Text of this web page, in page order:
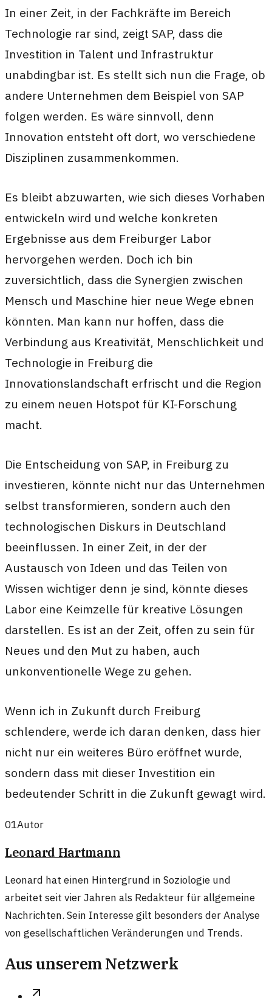
In einer Zeit, in der Fachkräfte im Bereich
Technologie rar sind, zeigt SAP, dass die
Investition in Talent und Infrastruktur
unabdingbar ist. Es stellt sich nun die Frage, ob
andere Unternehmen dem Beispiel von SAP
folgen werden. Es wäre sinnvoll, denn
Innovation entsteht oft dort, wo verschiedene
Disziplinen zusammenkommen.
Es bleibt abzuwarten, wie sich dieses Vorhaben
entwickeln wird und welche konkreten
Ergebnisse aus dem Freiburger Labor
hervorgehen werden. Doch ich bin
zuversichtlich, dass die Synergien zwischen
Mensch und Maschine hier neue Wege ebnen
könnten. Man kann nur hoffen, dass die
Verbindung aus Kreativität, Menschlichkeit und
Technologie in Freiburg die
Innovationslandschaft erfrischt und die Region
zu einem neuen Hotspot für KI-Forschung
macht.
Die Entscheidung von SAP, in Freiburg zu
investieren, könnte nicht nur das Unternehmen
selbst transformieren, sondern auch den
technologischen Diskurs in Deutschland
beeinflussen. In einer Zeit, in der der
Austausch von Ideen und das Teilen von
Wissen wichtiger denn je sind, könnte dieses
Labor eine Keimzelle für kreative Lösungen
darstellen. Es ist an der Zeit, offen zu sein für
Neues und den Mut zu haben, auch
unkonventionelle Wege zu gehen.
Wenn ich in Zukunft durch Freiburg
schlendere, werde ich daran denken, dass hier
nicht nur ein weiteres Büro eröffnet wurde,
sondern dass mit dieser Investition ein
bedeutender Schritt in die Zukunft gewagt wird.
01Autor
Leonard Hartmann
Leonard hat einen Hintergrund in Soziologie und
arbeitet seit vier Jahren als Redakteur für allgemeine
Nachrichten. Sein Interesse gilt besonders der Analyse
von gesellschaftlichen Veränderungen und Trends.
Aus unserem Netzwerk